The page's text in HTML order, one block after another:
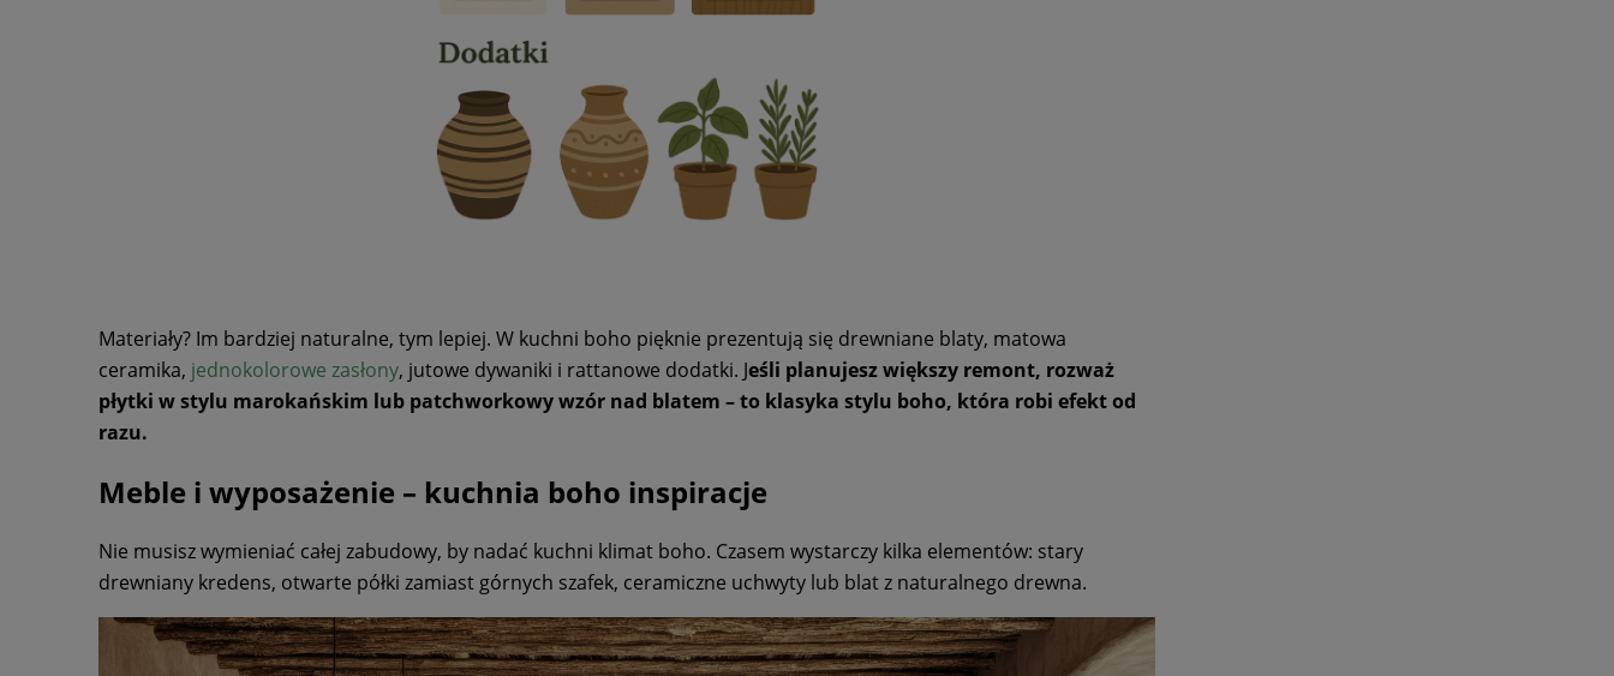
Materiały? Im bardziej naturalne, tym lepiej. W kuchni boho pięknie prezentują się drewniane blaty, matowa
ceramika, jednokolorowe zasłony, jutowe dywaniki i rattanowe dodatki. Jeśli planujesz większy remont, rozważ
płytki w stylu marokańskim lub patchworkowy wzór nad blatem – to klasyka stylu boho, która robi efekt od
razu.
Meble i wyposażenie – kuchnia boho inspiracje
Nie musisz wymieniać całej zabudowy, by nadać kuchni klimat boho. Czasem wystarczy kilka elementów: stary
drewniany kredens, otwarte półki zamiast górnych szafek, ceramiczne uchwyty lub blat z naturalnego drewna.